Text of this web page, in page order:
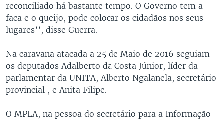
reconciliado há bastante tempo. O Governo tem a
faca e o queijo, pode colocar os cidadãos nos seus
lugares’’, disse Guerra.
Na caravana atacada a 25 de Maio de 2016 seguiam
os deputados Adalberto da Costa Júnior, líder da
parlamentar da UNITA, Alberto Ngalanela, secretário
provincial , e Anita Filipe.
O MPLA, na pessoa do secretário para a Informação